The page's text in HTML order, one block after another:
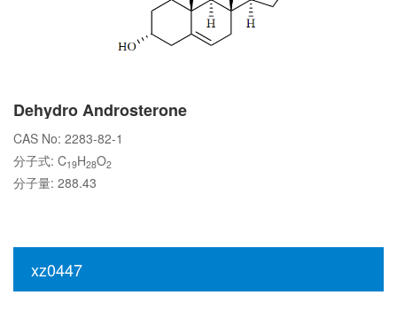
Dehydro Androsterone
CAS No: 2283-82-1
分子式: C19H28O2
分子量: 288.43
xz0447